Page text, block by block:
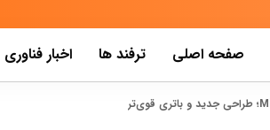
صفحه اصلی ترفند ها اخبار فناوری